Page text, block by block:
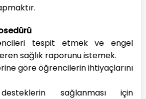
tespit etmek ve engel
sağlık raporunu istemek.
göre öğrencilerin ihtiyaçlarını
sağlanması için